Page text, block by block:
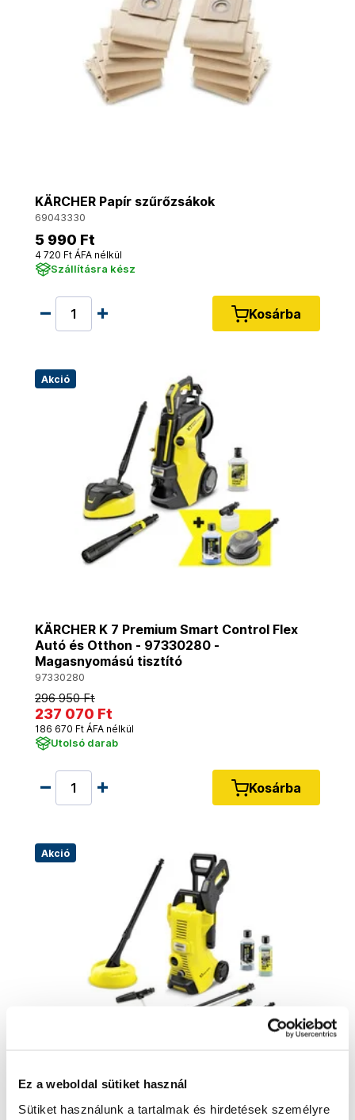
Ez a weboldal sütiket használ
Sütiket használunk a tartalmak és hirdetések személyre
KÄRCHER Papír szűrőzsákok
69043330
5 990 Ft
4 720 Ft ÁFA nélkül
Szállításra kész
Kosárba
Akció
KÄRCHER K 7 Premium Smart Control Flex
Autó és Otthon - 97330280 -
Magasnyomású tisztító
97330280
296 950 Ft
237 070 Ft
186 670 Ft ÁFA nélkül
Utolsó darab
Kosárba
Akció
KÄRCHER K3 Power Control Car & Home -